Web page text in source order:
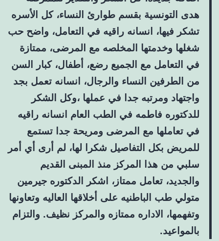
هدى التونسية بقسم طوارئ النساء، كل الأسره
تشكر فيها، انسانه راقيه في التعامل، واضح حب
شغلها وخدمتها المخلصه مع المرضى، ممتازة
في التعامل مع الجميع رضع، أطفال، كبار السن
من الطرفين النساء والرجال، انسانه تعمل بجد
واجتهاد ومرتبه جدا في عملها ،وكل الشكر
للدكتوره فاطمه في الطب العام انسانه راقيه
في تعاملها مع المرضى ومريحة جدا تستمع
للمريض بكل التفاصيل شكرا لها، لم أرى أي أمر
سلبي من هذا المركز منذ المبنى القديم
والجديد، تعامل ممتاز، اشكر الدكتوره جيرمين
متولي طب الباطنيه على أخلاقها العاليه وتعاونها
وتفهمها، الاداره ممتازه والمركز نظيف. والتزام
بالمواعيد.